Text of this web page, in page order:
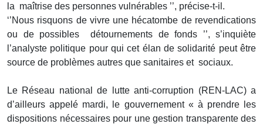
la maîtrise des personnes vulnérables ’’, précise-t-il.
‘’Nous risquons de vivre une hécatombe de revendications
ou de possibles détournements de fonds ’’, s’inquiète
l’analyste politique pour qui cet élan de solidarité peut être
source de problèmes autres que sanitaires et sociaux.
Le Réseau national de lutte anti-corruption (REN-LAC) a
d’ailleurs appelé mardi, le gouvernement « à prendre les
dispositions nécessaires pour une gestion transparente des